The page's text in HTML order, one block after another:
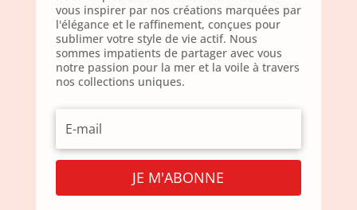
vous inspirer par nos créations marquées par
l'élégance et le raffinement, conçues pour
sublimer votre style de vie actif. Nous
sommes impatients de partager avec vous
notre passion pour la mer et la voile à travers
nos collections uniques.
JE M'ABONNE